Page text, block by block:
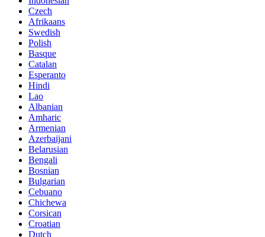
Czech
Afrikaans
Swedish
Polish
Basque
Catalan
Esperanto
Hindi
Lao
Albanian
Amharic
Armenian
Azerbaijani
Belarusian
Bengali
Bosnian
Bulgarian
Cebuano
Chichewa
Corsican
Croatian
Dutch